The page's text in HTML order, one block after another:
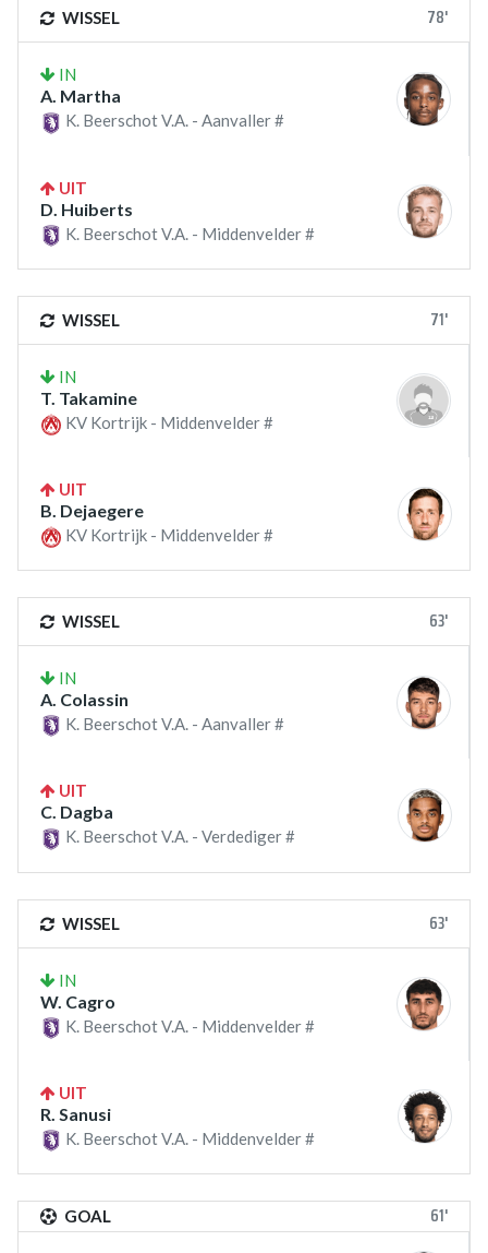
WISSEL 78'
IN
A. Martha
K. Beerschot V.A. - Aanvaller #
UIT
D. Huiberts
K. Beerschot V.A. - Middenvelder #
WISSEL 71'
IN
T. Takamine
KV Kortrijk - Middenvelder #
UIT
B. Dejaegere
KV Kortrijk - Middenvelder #
WISSEL 63'
IN
A. Colassin
K. Beerschot V.A. - Aanvaller #
UIT
C. Dagba
K. Beerschot V.A. - Verdediger #
WISSEL 63'
IN
W. Cagro
K. Beerschot V.A. - Middenvelder #
UIT
R. Sanusi
K. Beerschot V.A. - Middenvelder #
GOAL 61'